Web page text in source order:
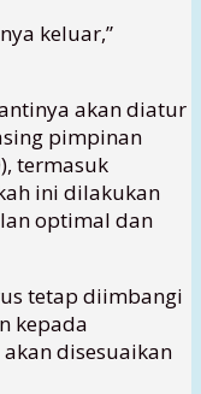
keluar,”
akan diatur
pimpinan
termasuk
ini dilakukan
optimal dan
tetap diimbangi
kepada
disesuaikan